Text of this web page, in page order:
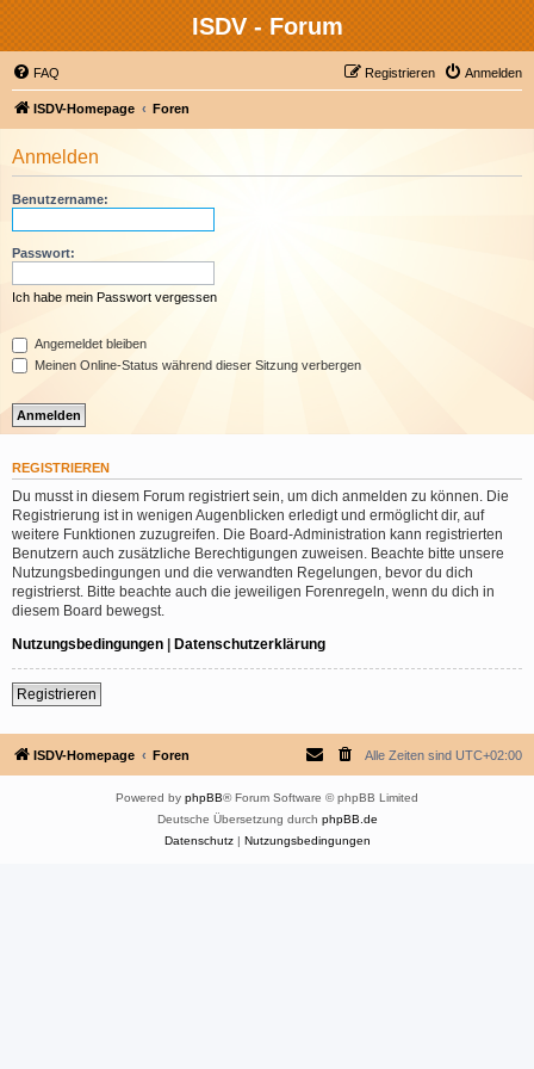
ISDV - Forum
FAQ Anmelden
Registrieren
ISDV-Homepage Foren
Anmelden
Benutzername:
Passwort:
Ich habe mein Passwort vergessen
Angemeldet bleiben
Meinen Online-Status während dieser Sitzung verbergen
REGISTRIEREN
Du musst in diesem Forum registriert sein, um dich anmelden zu können. Die
Registrierung ist in wenigen Augenblicken erledigt und ermöglicht dir, auf
weitere Funktionen zuzugreifen. Die Board-Administration kann registrierten
Benutzern auch zusätzliche Berechtigungen zuweisen. Beachte bitte unsere
Nutzungsbedingungen und die verwandten Regelungen, bevor du dich
registrierst. Bitte beachte auch die jeweiligen Forenregeln, wenn du dich in
diesem Board bewegst.
Nutzungsbedingungen | Datenschutzerklärung
Registrieren
ISDV-Homepage Foren Alle Zeiten sind UTC+02:00
Powered by phpBB® Forum Software © phpBB Limited
Deutsche Übersetzung durch phpBB.de
Datenschutz| Nutzungsbedingungen